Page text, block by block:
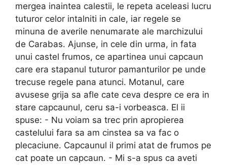
mergea inaintea calestii, le repeta aceleasi lucru
tuturor celor intalniti in cale, iar regele se
minuna de averile nenumarate ale marchizului
de Carabas. Ajunse, in cele din urma, in fata
unui castel frumos, ce apartinea unui capcaun
care era stapanul tuturor pamanturilor pe unde
trecuse regele pana atunci. Motanul, care
avusese grija sa afle cate ceva despre ce era in
stare capcaunul, ceru sa-i vorbeasca. El ii
spuse: - Nu voiam sa trec prin apropierea
castelului fara sa am cinstea sa va fac o
plecaciune. Capcaunul il primi atat de frumos pe
cat poate un capcaun. - Mi s-a spus ca aveti